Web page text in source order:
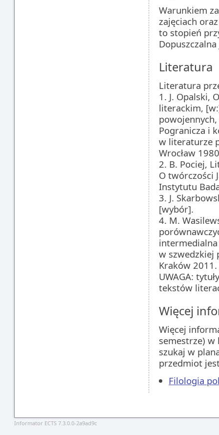
Warunkiem
zajęciach
to stopień
Literatura
Literatura
1. J. Opalski,
literackim,
Pogranicza i
w literaturze
Wrocław
2. B. Pociej,
O twórczości
Instytutu
3. J.
[wybór].
4. M.
w szwedzkiej
Kraków 2011.
UWAGA:
tekstów
Więcej
Więcej
semestrze)
szukaj w
przedmiot
Filologia
Informator ECTS 7.3.0.0-2a9ad9c